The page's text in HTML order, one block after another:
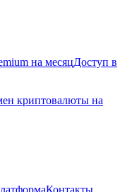
на месяцДоступ в
криптовалюты на
Контакты